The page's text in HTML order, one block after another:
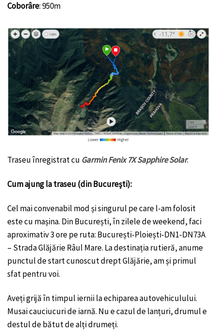
Coborâre: 950m
Traseu înregistrat cu Garmin Fenix 7X Sapphire Solar.
Cum ajung la traseu (din București):
Cel mai convenabil mod și singurul pe care l-am folosit
este cu mașina. Din București, în zilele de weekend, faci
aproximativ 3 ore pe ruta: București-Ploiești-DN1-DN73A
– Strada Glăjărie Râul Mare. La destinația rutieră, anume
punctul de start cunoscut drept Glăjărie, am și primul
sfat pentru voi.
Aveți grijă în timpul iernii la echiparea autovehiculului.
Musai cauciucuri de iarnă. Nu e cazul de lanțuri, drumul e
destul de bătut de alți drumeți.